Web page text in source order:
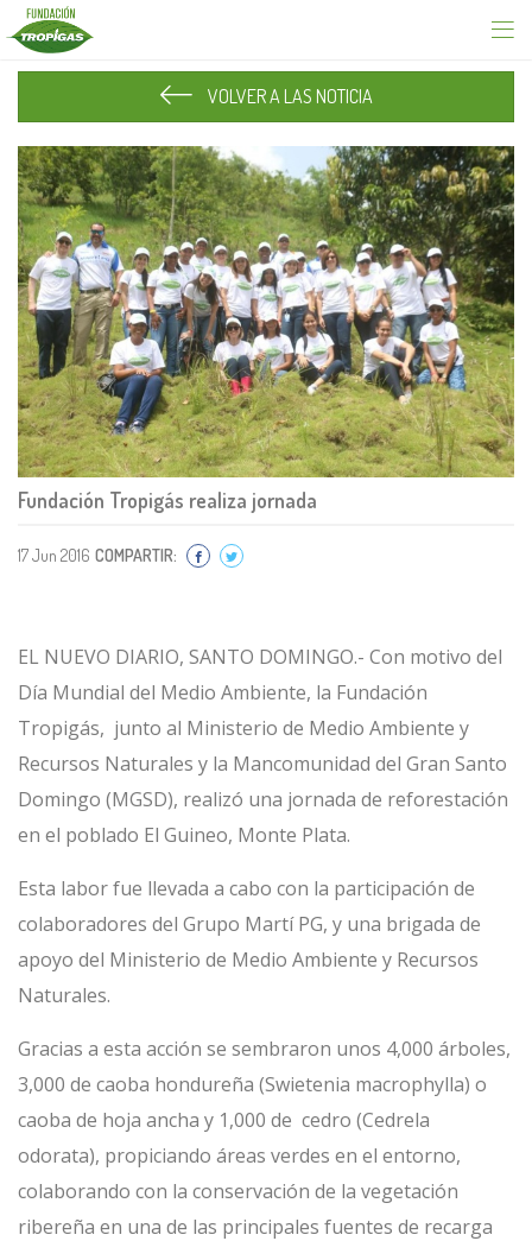
VOLVER A LAS NOTICIA
Fundación Tropigás realiza jornada
17 Jun 2016 COMPARTIR:
EL NUEVO DIARIO, SANTO DOMINGO.- Con motivo del
Día Mundial del Medio Ambiente, la Fundación
Tropigás, junto al Ministerio de Medio Ambiente y
Recursos Naturales y la Mancomunidad del Gran Santo
Domingo (MGSD), realizó una jornada de reforestación
en el poblado El Guineo, Monte Plata.
Esta labor fue llevada a cabo con la participación de
colaboradores del Grupo Martí PG, y una brigada de
apoyo del Ministerio de Medio Ambiente y Recursos
Naturales.
Gracias a esta acción se sembraron unos 4,000 árboles,
3,000 de caoba hondureña (Swietenia macrophylla) o
caoba de hoja ancha y 1,000 de cedro (Cedrela
odorata), propiciando áreas verdes en el entorno,
colaborando con la conservación de la vegetación
ribereña en una de las principales fuentes de recarga